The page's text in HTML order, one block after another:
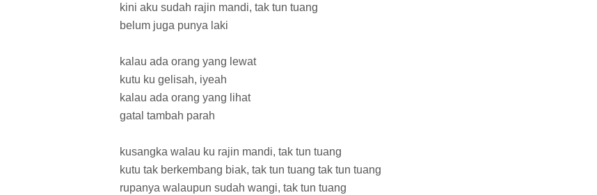
kini aku sudah rajin mandi, tak tun tuang
belum juga punya laki
kalau ada orang yang lewat
kutu ku gelisah, iyeah
kalau ada orang yang lihat
gatal tambah parah
kusangka walau ku rajin mandi, tak tun tuang
kutu tak berkembang biak, tak tun tuang tak tun tuang
rupanya walaupun sudah wangi, tak tun tuang